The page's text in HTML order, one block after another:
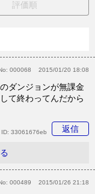
評価順
000068 2015/01/20 18:08
ダンジョンが無課金
て終わってんだから
返信
ID: 33061676eb
000489 2015/01/26 21:18